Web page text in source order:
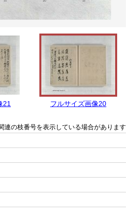
21 フルサイズ画像20
連の枝番号を表示している場合があります